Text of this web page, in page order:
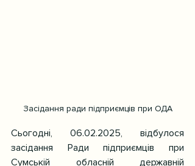
Засідання ради підприємців при ОДА
Сьогодні, 06.02.2025, відбулося
засідання Ради підприємців при
Сумській обласній державній